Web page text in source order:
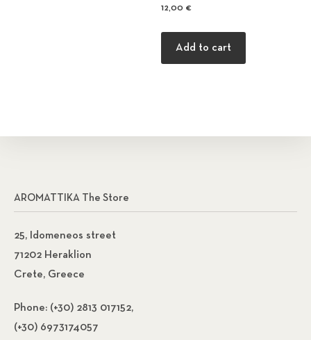
12,00 €
Add to cart
AROMATTIKA The Store
25, Idomeneos street
71202 Heraklion
Crete, Greece
Phone: (+30) 2813 017152,
(+30) 6973174057